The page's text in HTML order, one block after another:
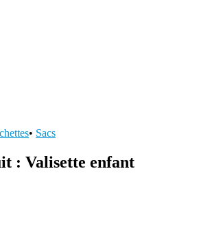
• Sacs
: Valisette enfant